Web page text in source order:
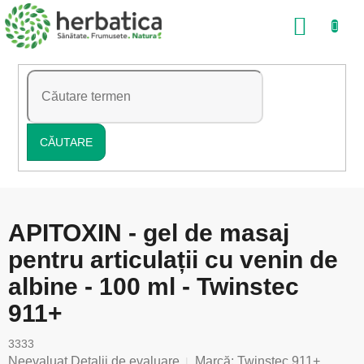
Treci
la
conținut
CĂUTARE
COŞ
APITOXIN - gel de masaj
pentru articulații cu venin de
albine - 100 ml - Twinstec
911+
3333
Evaluarea
Neevaluat Detalii de evaluare Marcă: Twinstec 911+